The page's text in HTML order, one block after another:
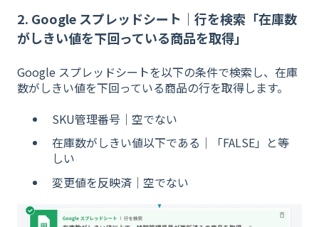
2. Google スプレッドシート｜行を検索「在庫数
がしきい値を下回っている商品を取得」
Google スプレッドシートを以下の条件で検索し、在庫
数がしきい値を下回っている商品の行を取得します。
SKU管理番号｜空でない
在庫数がしきい値以下である｜「FALSE」と等
しい
変更値を反映済｜空でない